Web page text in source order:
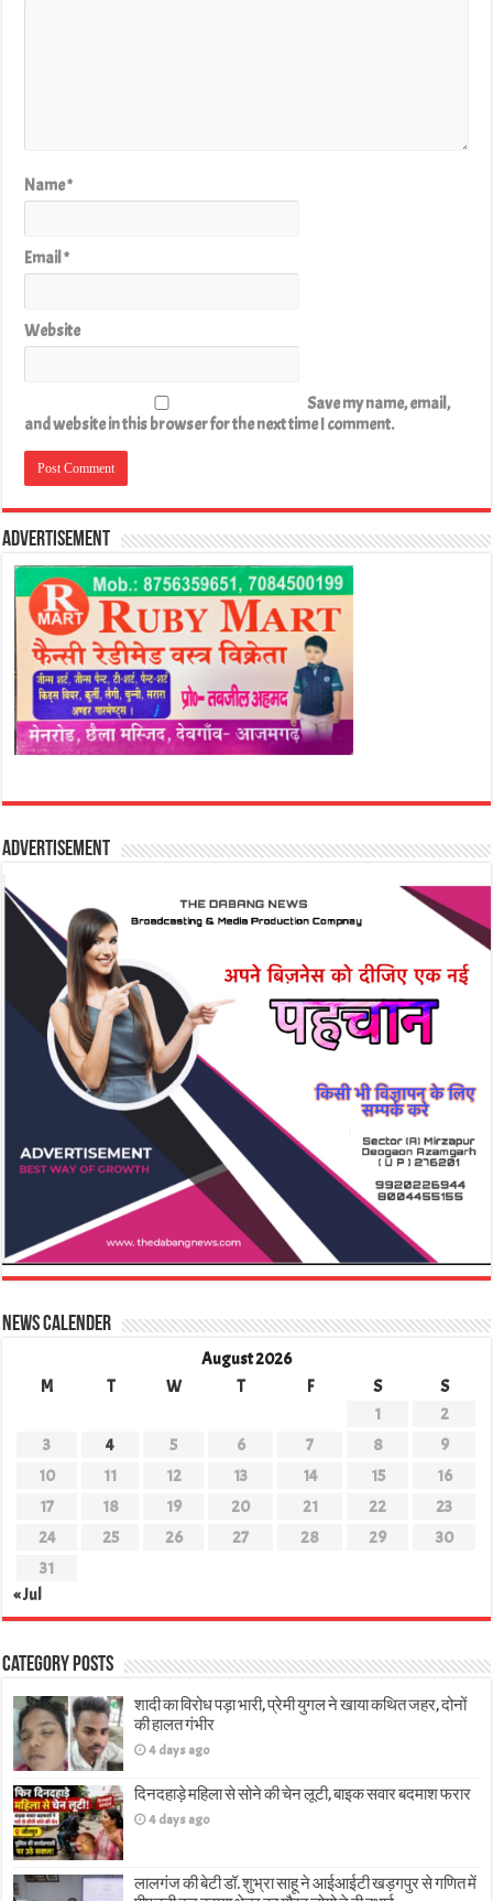
Name*
Email*
Website
Save my name, email,
and website in this browser for the next time I comment.
Advertisement
Advertisement
News Calender
August 2026
M
T W T F S
S
1
2
3
4 5 6 7 8
9
10
11 12 13 14 15
16
17
18 19 20 21 22
23
24
25 26 27 28 29
30
31
« Jul
Category Posts
शादी का विरोध पड़ा भारी, प्रेमी युगल ने खाया कथित जहर, दोनों
की हालत गंभीर
4 days ago
दिनदहाड़े महिला से सोने की चेन लूटी, बाइक सवार बदमाश फरार
4 days ago
लालगंज की बेटी डॉ. शुभ्रा साहू ने आईआईटी खड़गपुर से गणित में